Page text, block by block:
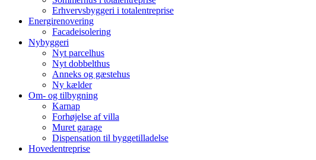
Erhvervsbyggeri i totalentreprise
Energirenovering
Facadeisolering
Nybyggeri
Nyt parcelhus
Nyt dobbelthus
Anneks og gæstehus
Ny kælder
Om- og tilbygning
Karnap
Forhøjelse af villa
Muret garage
Dispensation til byggetilladelse
Hovedentreprise